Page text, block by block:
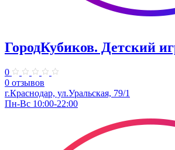
ГородКубиков. ​Детский
0
0 отзывов
г.Краснодар, ​ул.Уральская, 79/1
Пн-Вс 10:00-22:00